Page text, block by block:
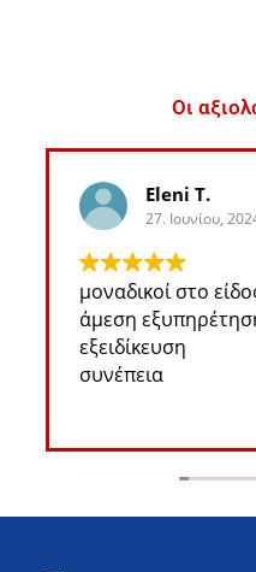
Οι
Eleni T.
27. Ιουνίου,
μοναδικοί στο
άμεση
εξειδίκευση
συνέπεια